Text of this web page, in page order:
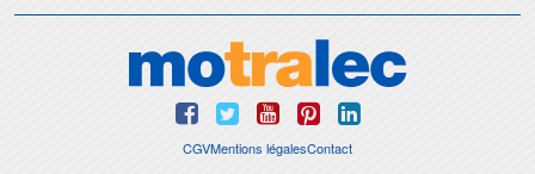
CGVMentions légalesContact